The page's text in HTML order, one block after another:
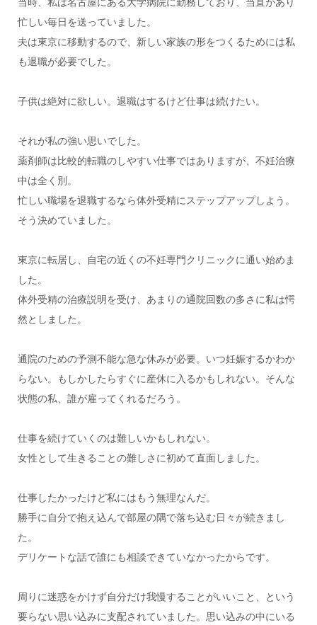
忙しい毎日を送っていました。
夫は東京に移動するので、新しい家族の形をつくるためには私
も退職が必要でした。
子供は絶対に欲しい。退職はするけど仕事は続けたい。
それが私の強い思いでした。
薬剤師は比較的転職のしやすい仕事ではありますが、不妊治療
中は全く別。
忙しい職場を退職するなら体外受精にステップアップしよう。
そう決めていました。
東京に転居し、自宅の近くの不妊専門クリニックに通い始めま
した。
体外受精の治療説明を受け、あまりの通院回数の多さに私は愕
然としました。
通院のための予測不能な急な休みが必要。いつ妊娠するかわか
らない。もしかしたらすぐに産休に入るかもしれない。そんな
状態の私、誰が雇ってくれるだろう。
仕事を続けていくのは難しいかもしれない。
女性として生きることの難しさに初めて直面しました。
仕事したかったけど私にはもう無理なんだ。
勝手に自分で抱え込んで部屋の隅で落ち込む日々が続きまし
た。
デリケートな話で誰にも相談できていなかったからです。
周りに迷惑をかけず自分だけ我慢することがいいこと、という
要らない思い込みに支配されていました。思い込みの中にいる